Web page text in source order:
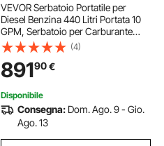
VEVOR Serbatoio Portatile per
Diesel Benzina 440 Litri Portata 10
GPM, Serbatoio per Carburante
Diesel con Pompa di Trasferimento
Elettrica da 12 V, Tubo Flessibile,
Trasporto del Carburante, Rosso
(4)
89190€
Disponibile
Consegna: Dom. Ago. 9 - Gio.
Ago. 13